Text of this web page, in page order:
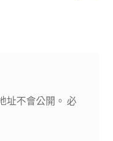
址不會公開。 必